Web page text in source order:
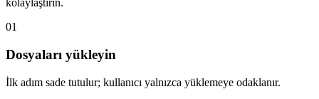
kolaylaştırın.
01
Dosyaları yükleyin
İlk adım sade tutulur; kullanıcı yalnızca yüklemeye odaklanır.